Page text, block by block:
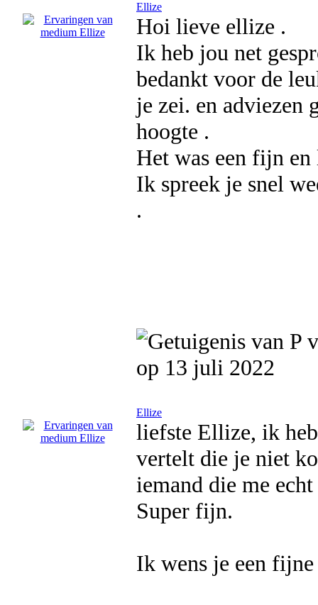
Ellize
Hoi lieve ellize .
Ik heb jou net
bedankt voor de
je zei. en adviezen
hoogte .
Het was een fijn
Ik spreek je snel
.
op 13 juli 2022
Ellize
liefste Ellize, ik
vertelt die je niet
iemand die me
Super fijn.
Ik wens je een